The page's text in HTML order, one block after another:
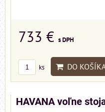
733 € s DPH
ks DO
HAVANA voľne